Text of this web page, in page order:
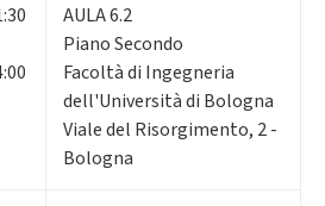
AULA 6.2
Piano Secondo
Facoltà di Ingegneria
dell'Università di Bologna
Viale del Risorgimento, 2 -
Bologna